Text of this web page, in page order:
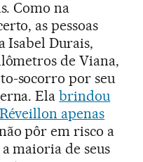
Como na
as pessoas
Isabel Durais,
de Viana,
socorro por seu
Elabrindou
apenas
pôr em risco a
maioria de seus